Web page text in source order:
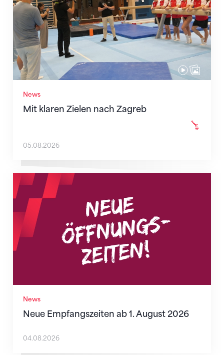
News
Mit klaren Zielen nach Zagreb
05.08.2026
News
Neue Empfangszeiten ab 1. August 2026
Neue Empfangszeiten ab 1. August 2026
04.08.2026